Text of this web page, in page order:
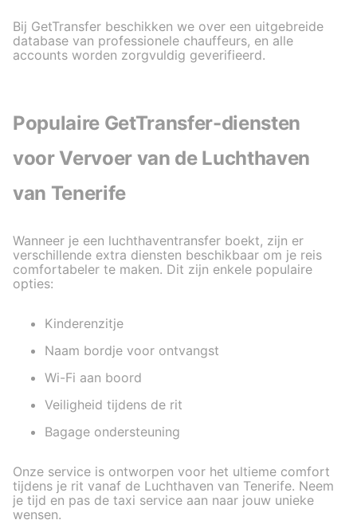
Bij GetTransfer beschikken we over een uitgebreide
database van professionele chauffeurs, en alle
accounts worden zorgvuldig geverifieerd.
Populaire GetTransfer-diensten
voor Vervoer van de Luchthaven
van Tenerife
Wanneer je een luchthaventransfer boekt, zijn er
verschillende extra diensten beschikbaar om je reis
comfortabeler te maken. Dit zijn enkele populaire
opties:
Kinderenzitje
Naam bordje voor ontvangst
Wi-Fi aan boord
Veiligheid tijdens de rit
Bagage ondersteuning
Onze service is ontworpen voor het ultieme comfort
tijdens je rit vanaf de Luchthaven van Tenerife. Neem
je tijd en pas de taxi service aan naar jouw unieke
wensen.